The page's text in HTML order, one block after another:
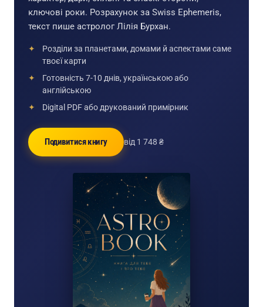
ключові роки. Розрахунок за Swiss Ephemeris,
текст пише астролог Лілія Бурхан.
Розділи за планетами, домами й аспектами саме
твоєї карти
Готовність 7-10 днів, українською або
англійською
Digital PDF або друкований примірник
Подивитися книгу від 1 748 ₴